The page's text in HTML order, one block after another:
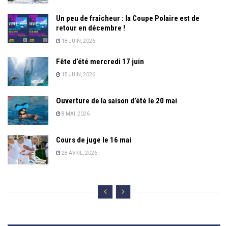
Un peu de fraîcheur : la Coupe Polaire est de
retour en décembre !
18 JUIN, 2026
Fête d’été mercredi 17 juin
15 JUIN, 2026
Ouverture de la saison d’été le 20 mai
8 MAI, 2026
Cours de juge le 16 mai
28 AVRIL, 2026